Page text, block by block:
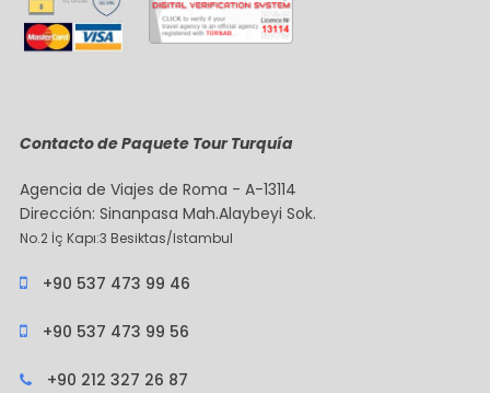
Contacto de Paquete Tour Turquía
Agencia de Viajes de Roma - A-13114
Dirección: Sinanpasa Mah.Alaybeyi Sok.
No.2 İç Kapı:3 Besiktas/Istambul
+90 537 473 99 46
+90 537 473 99 56
+90 212 327 26 87